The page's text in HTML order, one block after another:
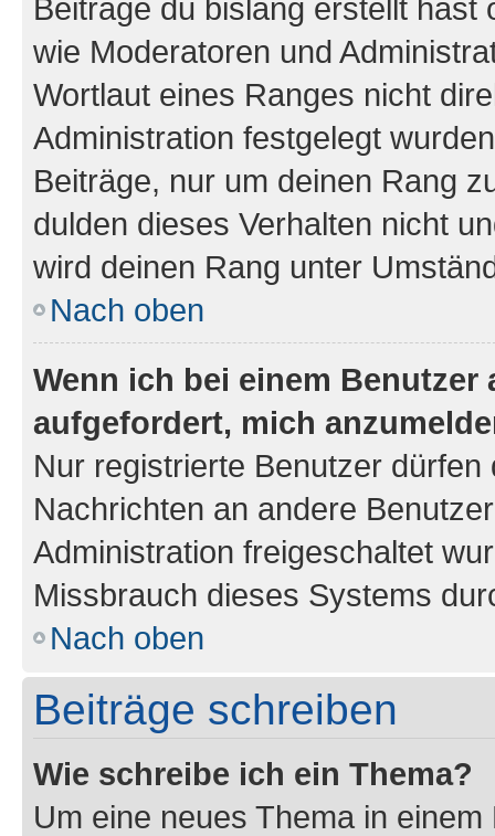
Beiträge du bislang erstellt
wie Moderatoren und
Wortlaut eines Ranges nicht
Administration festgelegt
Beiträge, nur um deinen Rang
dulden dieses Verhalten nicht
wird deinen Rang unter
Nach oben
Wenn ich bei einem
aufgefordert, mich
Nur registrierte Benutzer
Nachrichten an andere
Administration freigeschaltet
Missbrauch dieses Systems
Nach oben
Beiträge schreiben
Wie schreibe ich ein Thema?
Um eine neues Thema in